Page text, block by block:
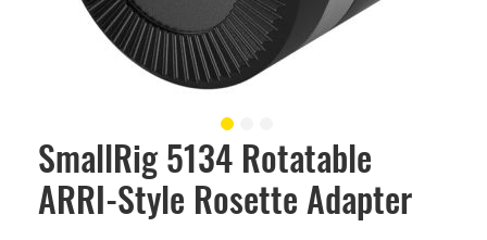
SmallRig 5134 Rotatable
ARRI-Style Rosette Adapter
Skip
beginning